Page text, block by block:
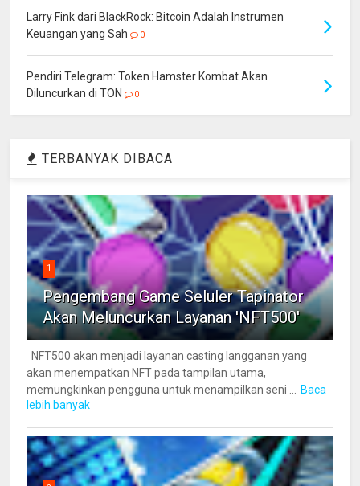
Larry Fink dari BlackRock: Bitcoin Adalah Instrumen
Keuangan yang Sah
0
Pendiri Telegram: Token Hamster Kombat Akan
Diluncurkan di TON
0
TERBANYAK DIBACA
1
Pengembang Game Seluler Tapinator
Akan Meluncurkan Layanan 'NFT500'
NFT500 akan menjadi layanan casting langganan yang
akan menempatkan NFT pada tampilan utama,
memungkinkan pengguna untuk menampilkan seni ...
Baca
lebih banyak